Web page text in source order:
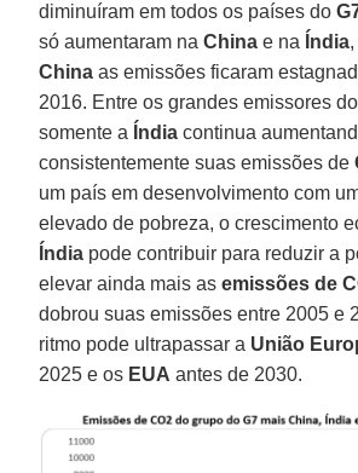
diminuíram em todos os países do
só aumentaram naChina e na Índia
China as emissões ficaram
2016. Entre os grandes emissores
somente a Índia continua
consistentemente suas emissões de
um país em desenvolvimento com
elevado de pobreza, o crescimento
Índia pode contribuir para reduzir a
elevar ainda mais asemissões de
dobrou suas emissões entre 2005 e
ritmo pode ultrapassar a União
2025 e os EUA antes de 2030.